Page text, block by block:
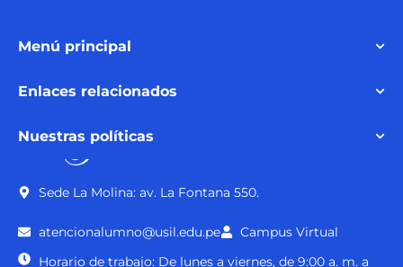
Menú principal
Enlaces relacionados
Nuestras políticas
Sede La Molina: av. La Fontana 550.
atencionalumno@usil.edu.pe
Campus Virtual
Horario de trabajo: De lunes a viernes, de 9:00 a. m. a